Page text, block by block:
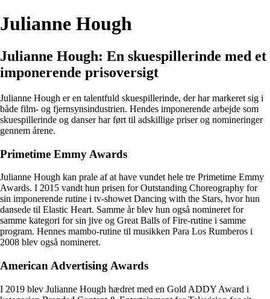
Julianne Hough
Julianne Hough: En skuespillerinde med et
imponerende prisoversigt
Julianne Hough er en talentfuld skuespillerinde, der har markeret sig i
både film- og fjernsynsindustrien. Hendes imponerende arbejde som
skuespillerinde og danser har ført til adskillige priser og nomineringer
gennem årene.
Primetime Emmy Awards
Julianne Hough kan prale af at have vundet hele tre Primetime Emmy
Awards. I 2015 vandt hun prisen for Outstanding Choreography for
sin imponerende rutine i tv-showet Dancing with the Stars, hvor hun
dansede til Elastic Heart. Samme år blev hun også nomineret for
samme kategori for sin jive og Great Balls of Fire-rutine i samme
program. Hennes mambo-rutine til musikken Para Los Rumberos i
2008 blev også nomineret.
American Advertising Awards
I 2019 blev Julianne Hough hædret med en Gold ADDY Award i